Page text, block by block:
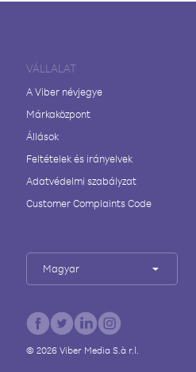
VÁLLALAT
A Viber névjegye
Márkaközpont
Állások
Feltételek és irányelvek
Adatvédelmi szabályzat
Customer Complaints Code
Magyar
© 2026Viber Media S.à r.l.